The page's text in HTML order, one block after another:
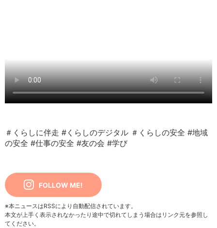
＃くらしに伴走 #くらしのデジタル ＃くらしの安全 #地域
の安全 #仕事の安全 #友の会 #学び
FOLLOW ME!
※本ニュースはRSSにより自動配信されています。
本文が上手く表示されなかったり途中で切れてしまう場合はリンク元を参照し
てください。